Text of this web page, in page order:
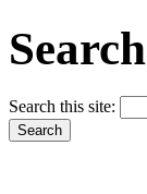
Search
Search this site: